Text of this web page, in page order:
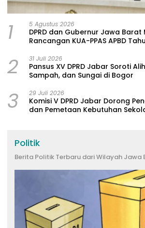
1 5 Agustus 2026
DPRD dan Gubernur Jawa
Rancangan KUA-PPAS APBD
2 31 Juli 2026
Pansus XV DPRD Jabar Soroti
Sampah, dan Sungai di Bogor
3 29 Juli 2026
Komisi V DPRD Jabar Dorong
dan Pemetaan Kebutuhan
Politik
Berita Politik Terbaru dari Wilayah Jawa